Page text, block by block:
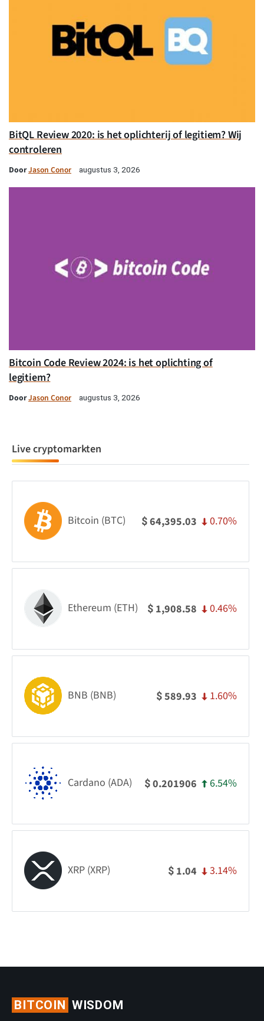
BitQL Review 2020: is het oplichterij of legitiem? Wij
controleren
DoorJason Conor augustus 3, 2026
Bitcoin Code Review 2024: is het oplichting of
legitiem?
DoorJason Conor augustus 3, 2026
Live cryptomarkten
Bitcoin (BTC) $64,395.03 0.70%
Ethereum (ETH) $ 1,908.58 0.46%
BNB (BNB) $589.93 1.60%
Cardano (ADA) $0.201906 6.54%
XRP (XRP) $ 1.04 3.14%
BITCOIN WISDOM